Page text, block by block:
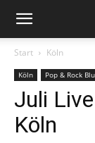
Start Köln
Köln Pop & Rock
Juli
Köln